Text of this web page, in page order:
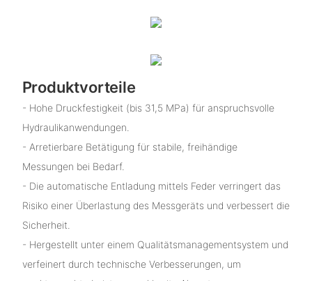
Produktvorteile
- Hohe Druckfestigkeit (bis 31,5 MPa) für anspruchsvolle
Hydraulikanwendungen.
- Arretierbare Betätigung für stabile, freihändige
Messungen bei Bedarf.
- Die automatische Entladung mittels Feder verringert das
Risiko einer Überlastung des Messgeräts und verbessert die
Sicherheit.
- Hergestellt unter einem Qualitätsmanagementsystem und
verfeinert durch technische Verbesserungen, um